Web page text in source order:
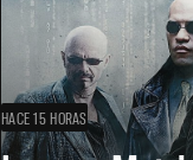
HACE 15 HORAS